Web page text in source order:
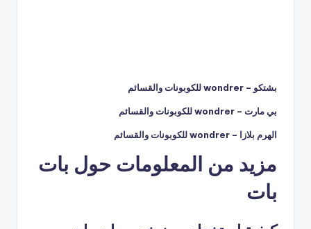
بشتكو – wondrer للكوبونات والقسائم
بي مارت – wondrer للكوبونات والقسائم
الهرم بلازا – wondrer للكوبونات والقسائم
مزيد من المعلومات حول بات
بات